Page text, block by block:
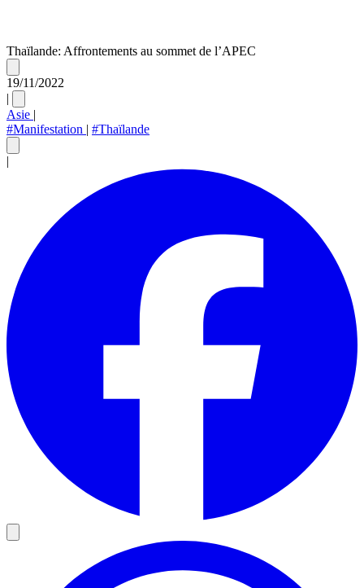
Thaïlande: Affrontements au sommet de l’APEC
19/11/2022
|
Asie |
#Manifestation | #Thaïlande
|